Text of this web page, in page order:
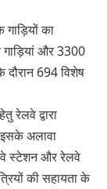
का
और 3300
694 विशेष
रेलवे द्वारा
अलावा
स्टेशन और रेलवे
की सहायता के